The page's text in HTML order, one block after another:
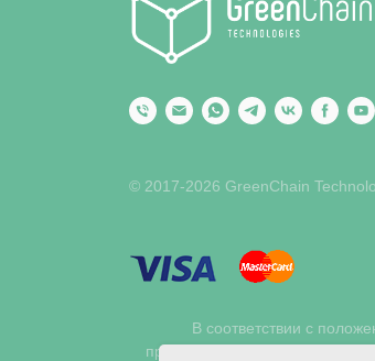
© 2017-2026 GreenChain
В соответствии с
правообладателю.